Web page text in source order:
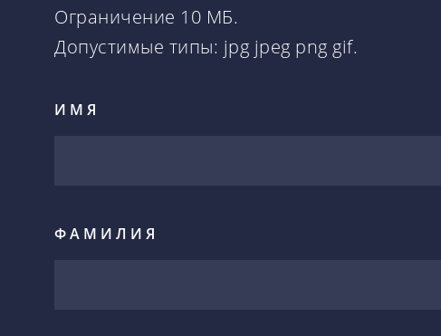
Ограничение 10 МБ.
Допустимые типы: jpg jpeg png gif.
ИМЯ
ФАМИЛИЯ